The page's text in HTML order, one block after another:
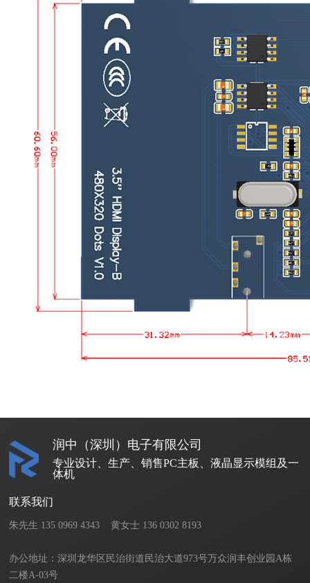
润中（深圳）电子有限公司
专业设计、生产、销售PC主板、液晶显示模组及一
体机
联系我们
朱先生 135 0969 4343    黄女士 136 0302 8193
办公地址：深圳龙华区民治街道民治大道973号万众润丰创业园A栋
二楼A-03号